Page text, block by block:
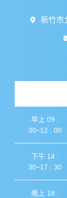
新竹市
早上 09 :
30~12 : 00
下午 14 :
30~17 : 30
晚上 18 :